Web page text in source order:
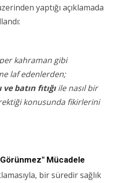
yaptığı açıklamada
kahraman gibi
laf edenlerden;
batın fıtığıile nasıl bir
konusunda fikirlerini
Mücadele
bir süredir sağlık